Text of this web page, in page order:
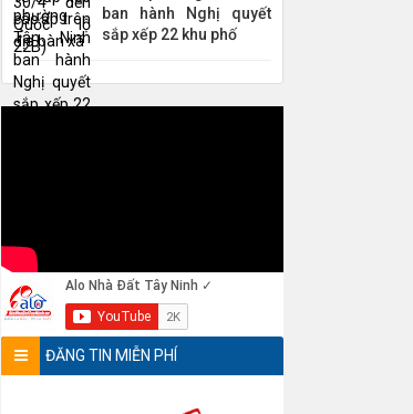
ban hành Nghị quyết
sắp xếp 22 khu phố
ĐĂNG TIN MIỄN PHÍ